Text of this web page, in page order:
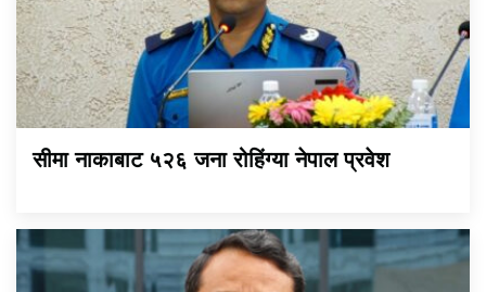
सीमा नाकाबाट ५२६ जना रोहिंग्या नेपाल प्रवेश